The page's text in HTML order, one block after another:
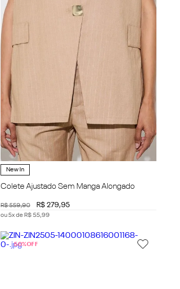
New In
Colete Ajustado Sem Manga Alongado
R$559,90 R$ 279,95
ou5x de R$ 55,99
50%OFF